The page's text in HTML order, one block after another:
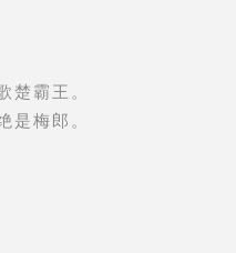
楚霸王。
是梅郎。